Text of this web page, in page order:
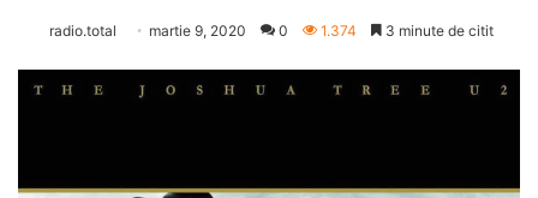
radio.total martie 9, 2020 0 1.374 3 minute de citit